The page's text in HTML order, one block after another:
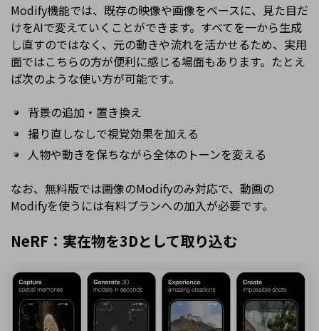
Modify機能では、既存の映像や画像をベースに、見た目だ
けをAIで変えていくことができます。すべてを一から生成
し直すのではなく、元の動きや流れを活かせるため、実用
面ではこちらの方が便利に感じる場面もあります。たとえ
ば次のような使い方が可能です。
背景の追加・置き換え
撮り直しなしで視覚効果を加える
人物や動きを保ちながら全体のトーンを変える
なお、無料版では画像のModifyのみ対応で、動画の
Modifyを使うには有料プランへの加入が必要です。
NeRF：実在物を3Dとして取り込む